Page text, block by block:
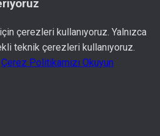
çerezleri kullanıyoruz. Yalnızca
teknik çerezleri kullanıyoruz.
Çerez Politikamızı Okuyun